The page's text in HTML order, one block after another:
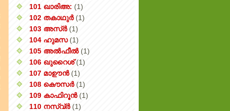
101 ഖാരിഅ: (1)
102 തകാഥുർ (1)
103 അസ്ർ (1)
104 ഹുമസ (1)
105 അൽഫീൽ (1)
106 ഖുറൈശ് (1)
107 മാഊൻ (1)
108 കൌസർ (1)
109 കാഫിറൂൻ (1)
110 നസ്വ്‌ർ (1)